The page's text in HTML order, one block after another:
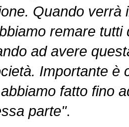
Quando verrà
remare tutti
ad avere
Importante è
fatto fino
parte".